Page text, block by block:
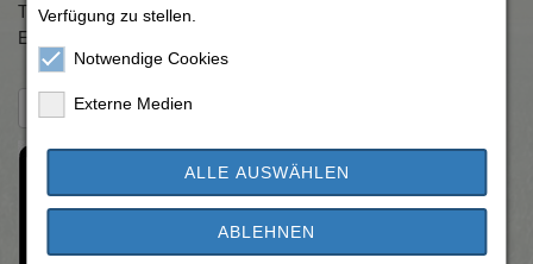
Telefax:
06147 3969
E-Mail:
Zurück zur Übersicht
Verfügung zu stellen.
Notwendige Cookies
Externe Medien
ALLE AUSWÄHLEN
ABLEHNEN